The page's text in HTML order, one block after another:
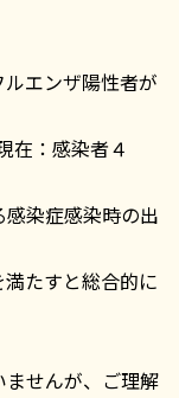
エンザ陽性者が
在：感染者４
染症感染時の出
たすと総合的に
せんが、ご理解